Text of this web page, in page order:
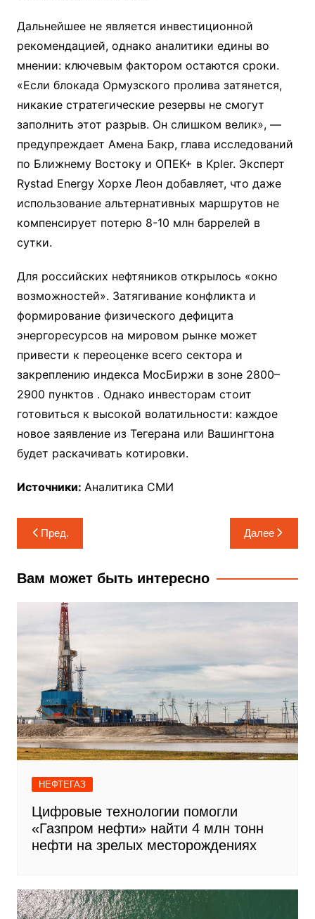
Дальнейшее не является инвестиционной
рекомендацией, однако аналитики едины во
мнении: ключевым фактором остаются сроки.
«Если блокада Ормузского пролива затянется,
никакие стратегические резервы не смогут
заполнить этот разрыв. Он слишком велик», —
предупреждает Амена Бакр, глава исследований
по Ближнему Востоку и ОПЕК+ в Kpler. Эксперт
Rystad Energy Хорхе Леон добавляет, что даже
использование альтернативных маршрутов не
компенсирует потерю 8-10 млн баррелей в
сутки.
Для российских нефтяников открылось «окно
возможностей». Затягивание конфликта и
формирование физического дефицита
энергоресурсов на мировом рынке может
привести к переоценке всего сектора и
закреплению индекса МосБиржи в зоне 2800–
2900 пунктов . Однако инвесторам стоит
готовиться к высокой волатильности: каждое
новое заявление из Тегерана или Вашингтона
будет раскачивать котировки.
Источники: Аналитика СМИ
Навигация
по
записям
Пред. Далее
Вам может быть интересно
НЕФТЕГАЗ
Цифровые технологии помогли
«Газпром нефти» найти 4 млн тонн
нефти на зрелых месторождениях